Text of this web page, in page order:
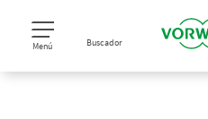
Menú Buscador